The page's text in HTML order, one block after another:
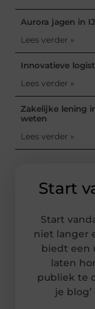
Aurora jagen in
Lees verder »
Innovatieve
Lees verder »
Zakelijke lening
weten
Lees verder »
Start
Start
niet langer
biedt een
laten
publiek te
je